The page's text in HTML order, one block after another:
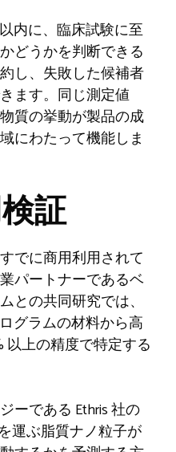
内に、臨床試験に至
どうかを判断できる
し、失敗した候補者
ます。同じ測定値
質の挙動が製品の成
にわたって機能しま
証
でに商用利用されて
パートナーであるベ
との共同研究では、
グラムの材料から高
以上の精度で特定する
ーである Ethris 社の
運ぶ脂質ナノ粒子が